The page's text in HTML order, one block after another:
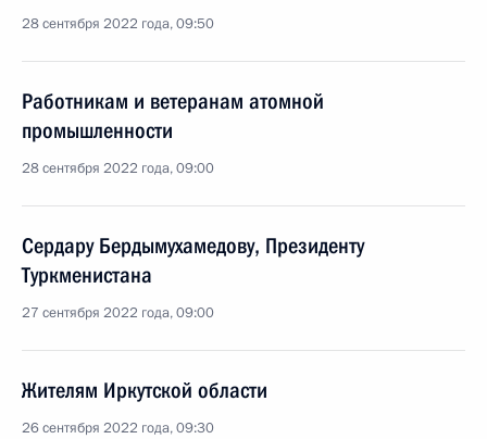
28 сентября 2022 года, 09:50
Работникам и ветеранам атомной
промышленности
28 сентября 2022 года, 09:00
Сердару Бердымухамедову, Президенту
Туркменистана
27 сентября 2022 года, 09:00
Жителям Иркутской области
26 сентября 2022 года, 09:30